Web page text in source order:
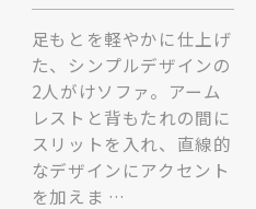
足もとを軽やかに仕上げ
た、シンプルデザインの
2人がけソファ。アーム
レストと背もたれの間に
スリットを入れ、直線的
なデザインにアクセント
を加えま …